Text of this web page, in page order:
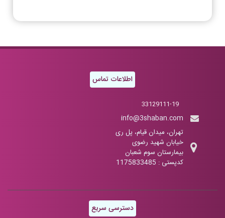
اطلاعات تماس
33129111-19
info@3shaban.com
تهران، میدان قیام، پل ری
خیابان شهید رضوی
بیمارستان سوم شعبان
کدپستی : 1175833485
دسترسی سریع